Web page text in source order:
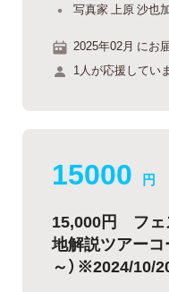
写真家 上原 沙也
2025年02月 にお
1人が応援してい
15000 円
15,000円 フェ
地解説ツアーコ
～）※2024/10/